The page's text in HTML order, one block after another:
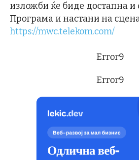
изложби ќе биде достапна и
Програма и настани на
https://mwc.telekom.com/
Error9
Error9